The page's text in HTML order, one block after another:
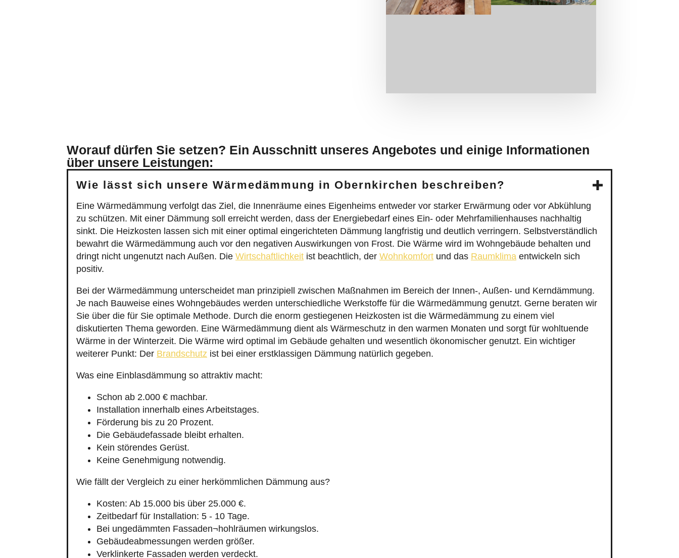
Worauf dürfen Sie setzen? Ein Ausschnitt unseres Angebotes und einige Informationen
über unsere Leistungen:
Wie lässt sich unsere Wärmedämmung in Obernkirchen beschreiben?
Eine Wärmedämmung verfolgt das Ziel, die Innenräume eines Eigenheims entweder vor starker Erwärmung oder vor Abkühlung
zu schützen. Mit einer Dämmung soll erreicht werden, dass der Energiebedarf eines Ein- oder Mehrfamilienhauses nachhaltig
sinkt. Die Heizkosten lassen sich mit einer optimal eingerichteten Dämmung langfristig und deutlich verringern. Selbstverständlich
bewahrt die Wärmedämmung auch vor den negativen Auswirkungen von Frost. Die Wärme wird im Wohngebäude behalten und
dringt nicht ungenutzt nach Außen. Die Wirtschaftlichkeit ist beachtlich, der Wohnkomfort und das Raumklima entwickeln sich
positiv.
Bei der Wärmedämmung unterscheidet man prinzipiell zwischen Maßnahmen im Bereich der Innen-, Außen- und Kerndämmung.
Je nach Bauweise eines Wohngebäudes werden unterschiedliche Werkstoffe für die Wärmedämmung genutzt. Gerne beraten wir
Sie über die für Sie optimale Methode. Durch die enorm gestiegenen Heizkosten ist die Wärmedämmung zu einem viel
diskutierten Thema geworden. Eine Wärmedämmung dient als Wärmeschutz in den warmen Monaten und sorgt für wohltuende
Wärme in der Winterzeit. Die Wärme wird optimal im Gebäude gehalten und wesentlich ökonomischer genutzt. Ein wichtiger
weiterer Punkt: Der Brandschutz ist bei einer erstklassigen Dämmung natürlich gegeben.
Was eine Einblasdämmung so attraktiv macht:
Schon ab 2.000 € machbar.
Installation innerhalb eines Arbeitstages.
Förderung bis zu 20 Prozent.
Die Gebäudefassade bleibt erhalten.
Kein störendes Gerüst.
Keine Genehmigung notwendig.
Wie fällt der Vergleich zu einer herkömmlichen Dämmung aus?
Kosten: Ab 15.000 bis über 25.000 €.
Zeitbedarf für Installation: 5 - 10 Tage.
Bei ungedämmten Fassaden¬hohlräumen wirkungslos.
Gebäudeabmessungen werden größer.
Verklinkerte Fassaden werden verdeckt.